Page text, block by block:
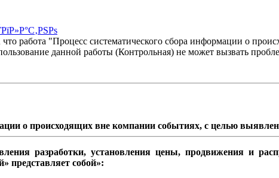
работа "Процесс систематического сбора информации о
данной работы (Контрольная) не может вызвать
о происходящих вне компании событиях, с целью
разработки, установления цены, продвижения и
представляет собой»: